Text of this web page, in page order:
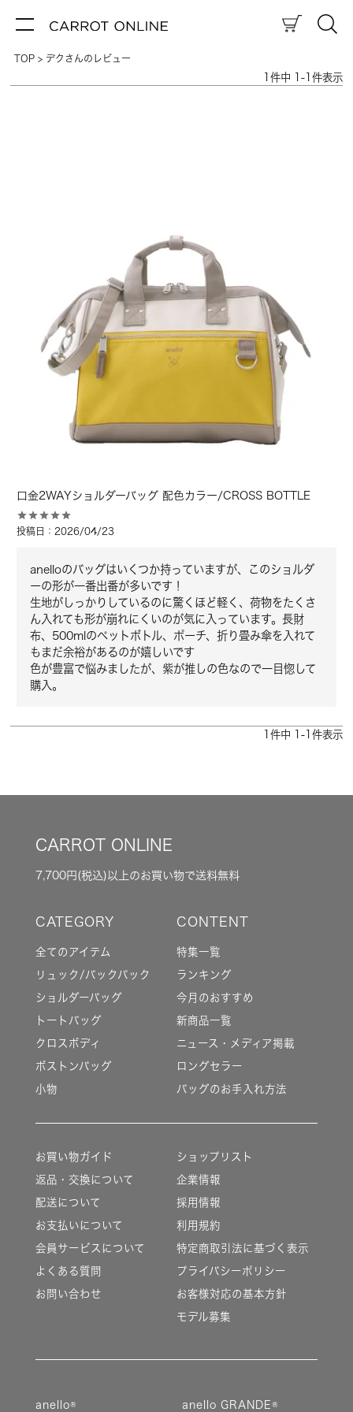
TOP デクさんのレビュー
件中 -1 件表示
口金2WAYショルダーバッグ 配色カラー/CROSS BOTTLE
投稿日 2026/04/23
anelloのバッグはいくつか持っていますが、このショルダ
ーの形が一番出番が多いです！
生地がしっかりしているのに驚くほど軽く、荷物をたくさ
ん入れても形が崩れにくいのが気に入っています。長財
布、500mlのペットボトル、ポーチ、折り畳み傘を入れて
もまだ余裕があるのが嬉しいです
色が豊富で悩みましたが、紫が推しの色なので一目惚して
購入。
件中 -1 件表示
CARROT ONLINE
7,700円(税込)以上のお買い物で送料無料
全てのアイテム
リュック/バックパック
ショルダーバッグ
トートバッグ
クロスボディ
ボストンバッグ
小物
特集一覧
ランキング
今月のおすすめ
新商品一覧
ニュース・メディア掲載
ロングセラー
バッグのお手入れ方法
お買い物ガイド
返品・交換について
配送について
お支払いについて
会員サービスについて
よくある質問
お問い合わせ
ショップリスト
企業情報
採用情報
利用規約
特定商取引法に基づく表示
プライバシーポリシー
お客様対応の基本方針
モデル募集
anello® anello GRANDE®